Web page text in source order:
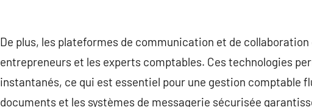
De plus, les plateformes de communication et de
entrepreneurs et les experts comptables. Ces technologies
instantanés, ce qui est essentiel pour une gestion comptable
documents et les systèmes de messagerie sécurisée